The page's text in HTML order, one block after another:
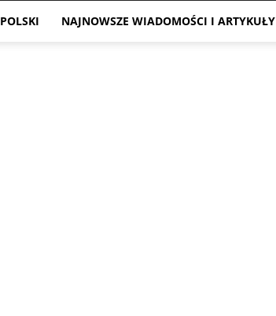
POLSKI NAJNOWSZE WIADOMOŚCI I ARTYKUŁY